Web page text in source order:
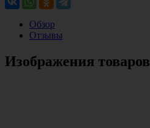
Обзор
Отзывы
Изображения товаров